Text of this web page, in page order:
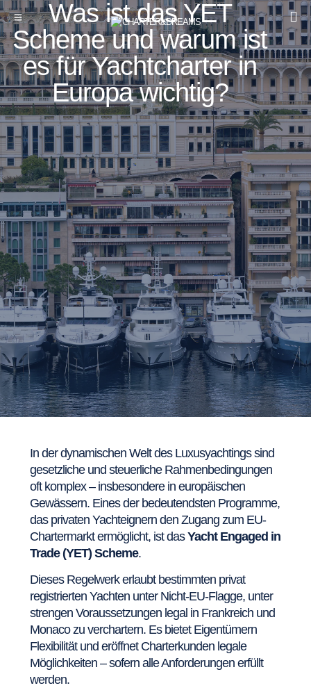
Was ist das YET
Scheme und warum ist
es für Yachtcharter in
Europa wichtig?
In der dynamischen Welt des Luxusyachtings sind
gesetzliche und steuerliche Rahmenbedingungen
oft komplex – insbesondere in europäischen
Gewässern. Eines der bedeutendsten Programme,
das privaten Yachteignern den Zugang zum EU-
Chartermarkt ermöglicht, ist dasYacht Engaged in
Trade (YET) Scheme.
Dieses Regelwerk erlaubt bestimmten privat
registrierten Yachten unter Nicht-EU-Flagge, unter
strengen Voraussetzungen legal in Frankreich und
Monaco zu verchartern. Es bietet Eigentümern
Flexibilität und eröffnet Charterkunden legale
Möglichkeiten – sofern alle Anforderungen erfüllt
werden.